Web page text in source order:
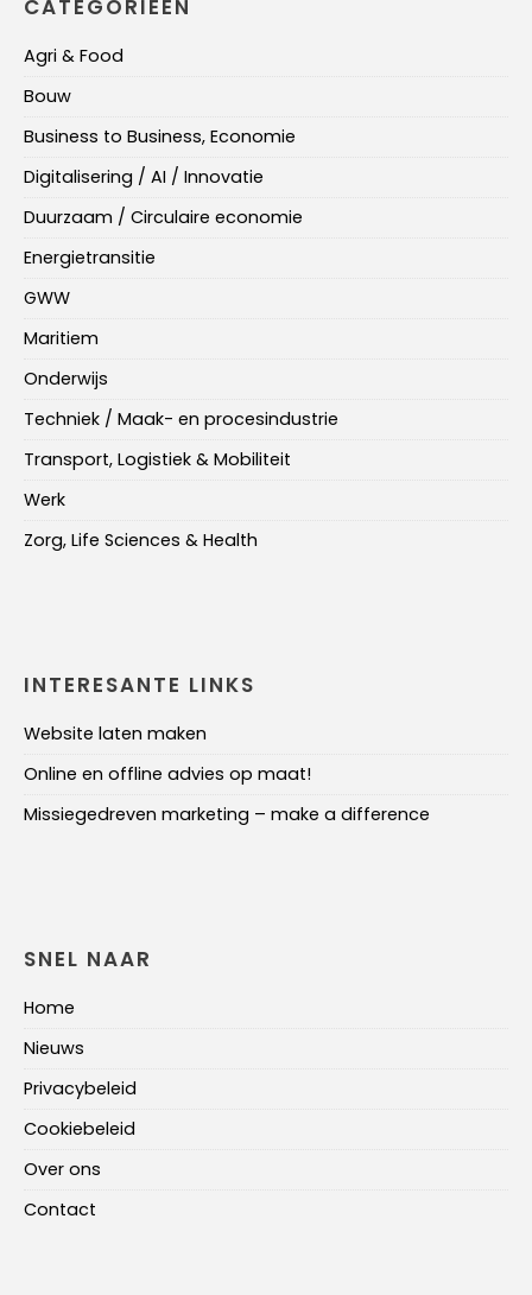
CATEGORIEËN
Agri & Food
Bouw
Business to Business, Economie
Digitalisering / AI / Innovatie
Duurzaam / Circulaire economie
Energietransitie
GWW
Maritiem
Onderwijs
Techniek / Maak- en procesindustrie
Transport, Logistiek & Mobiliteit
Werk
Zorg, Life Sciences & Health
INTERESANTE LINKS
Website laten maken
Online en offline advies op maat!
Missiegedreven marketing – make a difference
SNEL NAAR
Home
Nieuws
Privacybeleid
Cookiebeleid
Over ons
Contact